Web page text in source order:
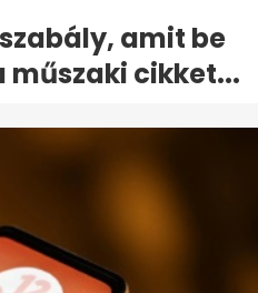
amit be
cikket...